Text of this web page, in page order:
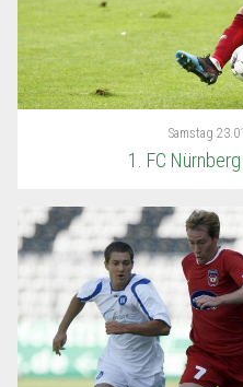
Samstag
1. FC